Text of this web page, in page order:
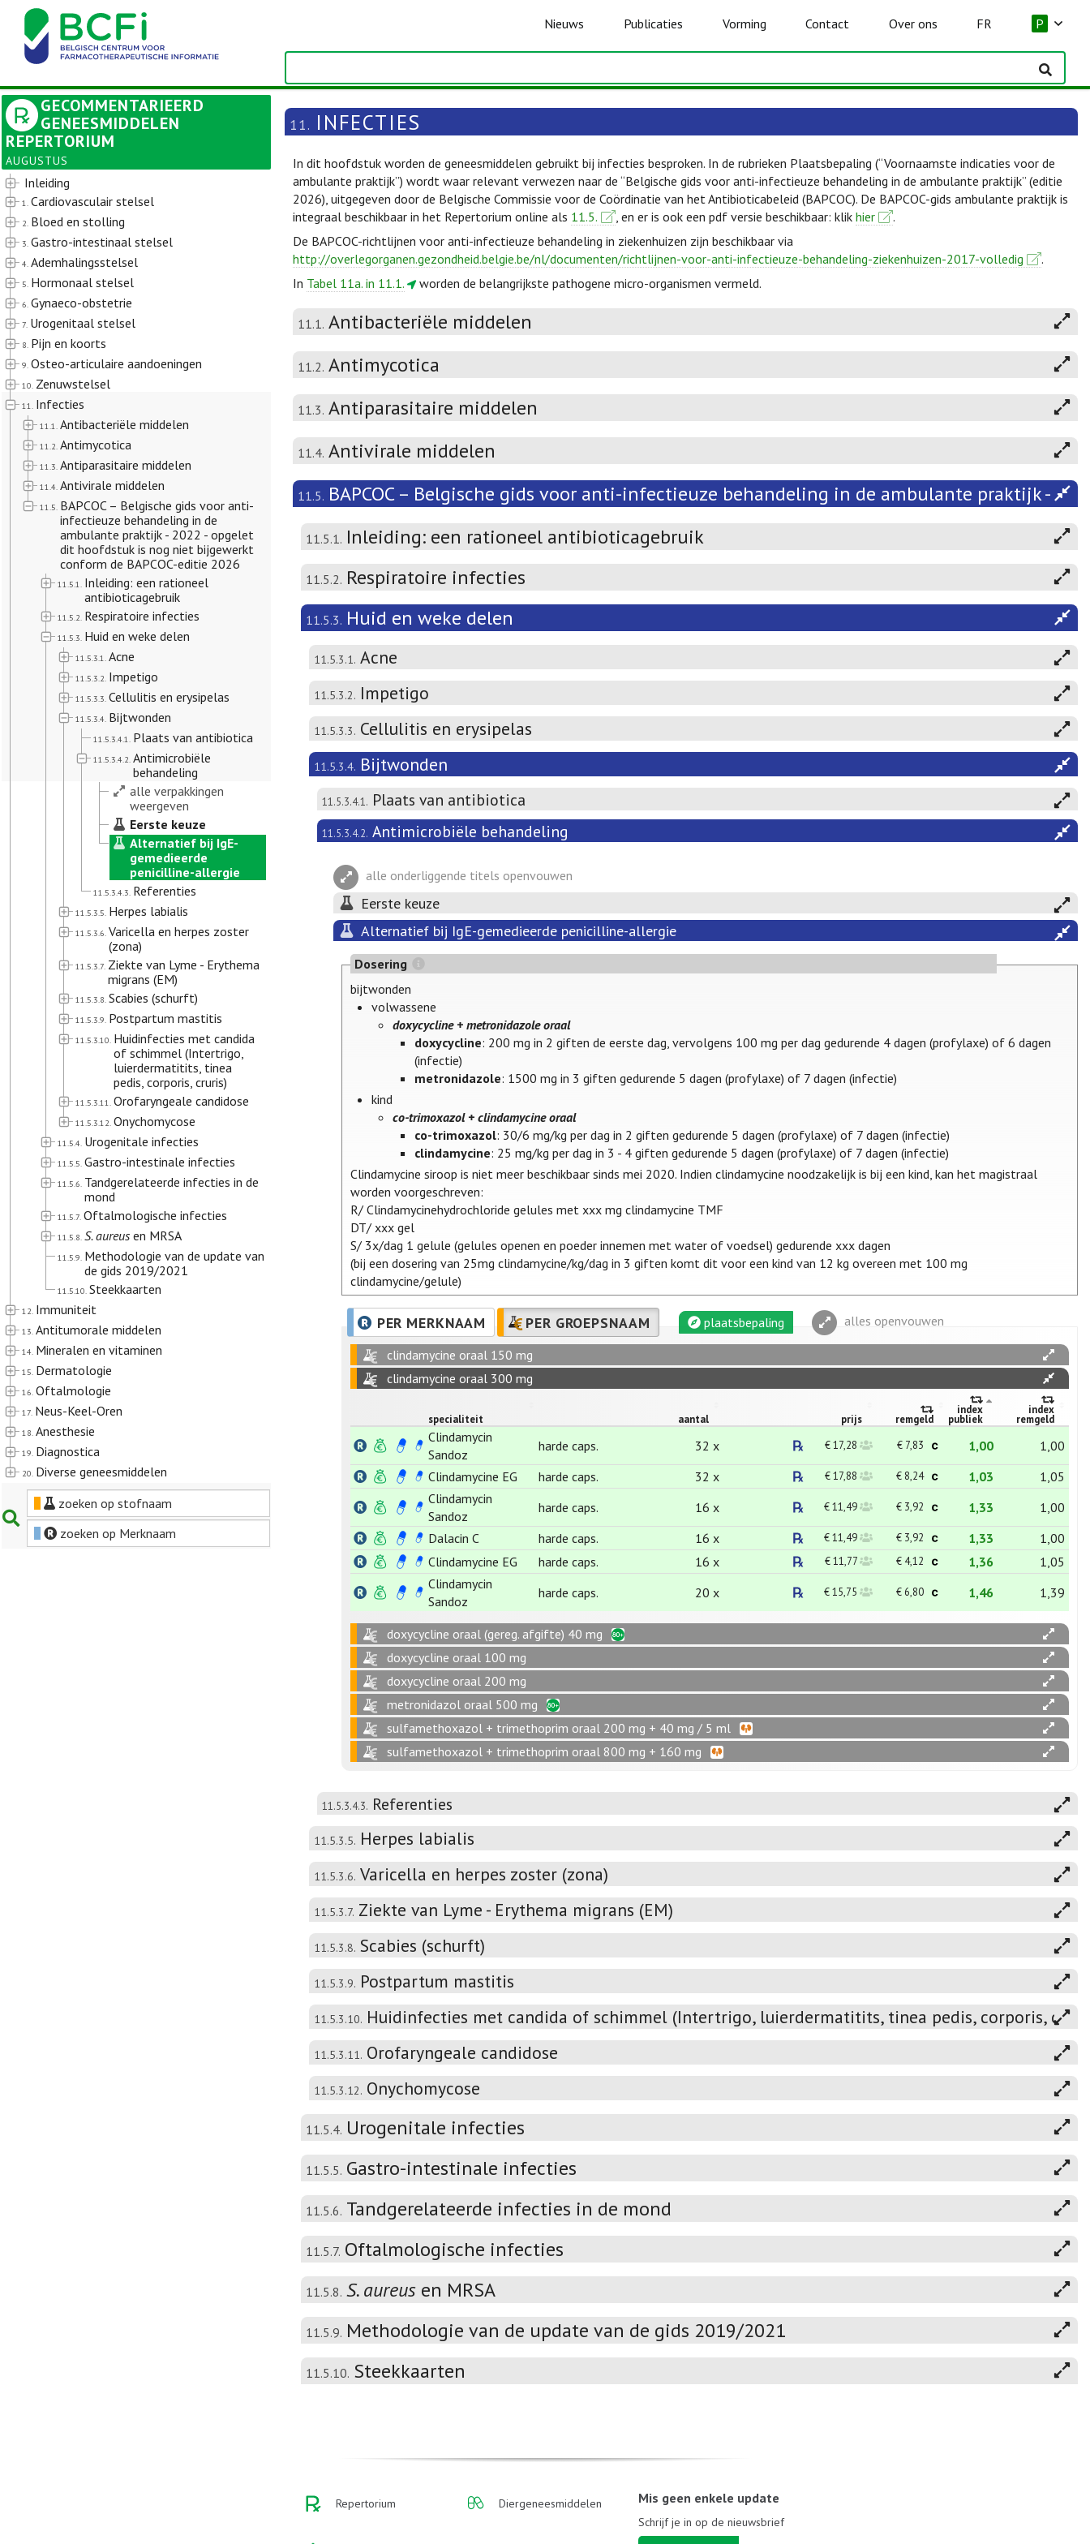
Nieuws Publicaties Vorming Contact Over ons FR P
GECOMMENTARIEERD
GENEESMIDDELEN
REPERTORIUM
AUGUSTUS
Inleiding
1. Cardiovasculair stelsel
2. Bloed en stolling
3. Gastro-intestinaal stelsel
4. Ademhalingsstelsel
5. Hormonaal stelsel
6. Gynaeco-obstetrie
7. Urogenitaal stelsel
8. Pijn en koorts
9. Osteo-articulaire aandoeningen
10. Zenuwstelsel
11. Infecties
11.1. Antibacteriële middelen
11.2. Antimycotica
11.3. Antiparasitaire middelen
11.4. Antivirale middelen
11.5. BAPCOC – Belgische gids voor anti-
infectieuze behandeling in de
ambulante praktijk - 2022 - opgelet
dit hoofdstuk is nog niet bijgewerkt
conform de BAPCOC-editie 2026
11.5.1. Inleiding: een rationeel
antibioticagebruik
11.5.2. Respiratoire infecties
11.5.3. Huid en weke delen
11.5.3.1. Acne
11.5.3.2. Impetigo
11.5.3.3. Cellulitis en erysipelas
11.5.3.4. Bijtwonden
11.5.3.4.1. Plaats van antibiotica
11.5.3.4.2. Antimicrobiële
behandeling
alle verpakkingen
weergeven
Eerste keuze
Alternatief bij IgE-
gemedieerde
penicilline-allergie
11.5.3.4.3. Referenties
11.5.3.5. Herpes labialis
11.5.3.6. Varicella en herpes zoster
(zona)
11.5.3.7. Ziekte van Lyme - Erythema
migrans (EM)
11.5.3.8. Scabies (schurft)
11.5.3.9. Postpartum mastitis
11.5.3.10. Huidinfecties met candida
of schimmel (Intertrigo,
luierdermatitits, tinea
pedis, corporis, cruris)
11.5.3.11. Orofaryngeale candidose
11.5.3.12. Onychomycose
11.5.4. Urogenitale infecties
11.5.5. Gastro-intestinale infecties
11.5.6. Tandgerelateerde infecties in de
mond
11.5.7. Oftalmologische infecties
11.5.8. S. aureus en MRSA
11.5.9. Methodologie van de update van
de gids 2019/2021
11.5.10. Steekkaarten
12. Immuniteit
13. Antitumorale middelen
14. Mineralen en vitaminen
15. Dermatologie
16. Oftalmologie
17. Neus-Keel-Oren
18. Anesthesie
19. Diagnostica
20. Diverse geneesmiddelen
zoeken op stofnaam
zoeken op Merknaam
11. INFECTIES
In dit hoofdstuk worden de geneesmiddelen gebruikt bij infecties besproken. In de rubrieken Plaatsbepaling (“Voornaamste indicaties voor de
ambulante praktijk”) wordt waar relevant verwezen naar de “Belgische gids voor anti-infectieuze behandeling in de ambulante praktijk” (editie
2026), uitgegeven door de Belgische Commissie voor de Coördinatie van het Antibioticabeleid (BAPCOC). De BAPCOC-gids ambulante praktijk is
integraal beschikbaar in het Repertorium online als 11.5. , en er is ook een pdf versie beschikbaar: klik hier
.
De BAPCOC-richtlijnen voor anti-infectieuze behandeling in ziekenhuizen zijn beschikbaar via
http://overlegorganen.gezondheid.belgie.be/nl/documenten/richtlijnen-voor-anti-infectieuze-behandeling-ziekenhuizen-2017-volledig
.
In Tabel 11a. in 11.1. worden de belangrijkste pathogene micro-organismen vermeld.
11.1. Antibacteriële middelen
11.2. Antimycotica
11.3. Antiparasitaire middelen
11.4. Antivirale middelen
11.5. BAPCOC – Belgische gids voor anti-infectieuze behandeling in de ambulante praktijk -
11.5.1. Inleiding: een rationeel antibioticagebruik
11.5.2. Respiratoire infecties
11.5.3. Huid en weke delen
11.5.3.1. Acne
11.5.3.2. Impetigo
11.5.3.3. Cellulitis en erysipelas
11.5.3.4. Bijtwonden
11.5.3.4.1. Plaats van antibiotica
11.5.3.4.2. Antimicrobiële behandeling
alle onderliggende titels openvouwen
Eerste keuze
Alternatief bij IgE-gemedieerde penicilline-allergie
Dosering
bijtwonden
volwassene
doxycycline + metronidazole oraal
doxycycline: 200 mg in 2 giften de eerste dag, vervolgens 100 mg per dag gedurende 4 dagen (profylaxe) of 6 dagen
(infectie)
metronidazole: 1500 mg in 3 giften gedurende 5 dagen (profylaxe) of 7 dagen (infectie)
kind
co-trimoxazol + clindamycine oraal
co-trimoxazol: 30/6 mg/kg per dag in 2 giften gedurende 5 dagen (profylaxe) of 7 dagen (infectie)
clindamycine: 25 mg/kg per dag in 3 - 4 giften gedurende 5 dagen (profylaxe) of 7 dagen (infectie)
Clindamycine siroop is niet meer beschikbaar sinds mei 2020. Indien clindamycine noodzakelijk is bij een kind, kan het magistraal
worden voorgeschreven:
R/ Clindamycinehydrochloride gelules met xxx mg clindamycine TMF
DT/ xxx gel
S/ 3x/dag 1 gelule (gelules openen en poeder innemen met water of voedsel) gedurende xxx dagen
(bij een dosering van 25mg clindamycine/kg/dag in 3 giften komt dit voor een kind van 12 kg overeen met 100 mg
clindamycine/gelule)
PER MERKNAAM PER GROEPSNAAM plaatsbepaling alles openvouwen
clindamycine oraal 150 mg
clindamycine oraal 300 mg
specialiteit aantal prijs remgeld
index
publiek
index
remgeld
Clindamycin
Sandoz
harde caps. 32 x € 17,28 € 7,83 1,00
1,00
Clindamycine EG
harde caps. 32 x € 17,88 € 8,24 1,03
1,05
Clindamycin
Sandoz
harde caps. 16 x € 11,49 € 3,92 1,33
1,00
Dalacin C
harde caps. 16 x € 11,49 € 3,92 1,33
1,00
Clindamycine EG
harde caps. 16 x € 11,77 € 4,12 1,36
1,05
Clindamycin
Sandoz
harde caps. 20 x € 15,75 € 6,80 1,46 1,39
doxycycline oraal (gereg. afgifte) 40 mg
doxycycline oraal 100 mg
doxycycline oraal 200 mg
metronidazol oraal 500 mg
sulfamethoxazol + trimethoprim oraal 200 mg + 40 mg / 5 ml
sulfamethoxazol + trimethoprim oraal 800 mg + 160 mg
11.5.3.4.3. Referenties
11.5.3.5. Herpes labialis
11.5.3.6. Varicella en herpes zoster (zona)
11.5.3.7. Ziekte van Lyme - Erythema migrans (EM)
11.5.3.8. Scabies (schurft)
11.5.3.9. Postpartum mastitis
11.5.3.10. Huidinfecties met candida of schimmel (Intertrigo, luierdermatitits, tinea pedis, corporis,
11.5.3.11. Orofaryngeale candidose
11.5.3.12. Onychomycose
11.5.4. Urogenitale infecties
11.5.5. Gastro-intestinale infecties
11.5.6. Tandgerelateerde infecties in de mond
11.5.7. Oftalmologische infecties
11.5.8. S. aureus en MRSA
11.5.9. Methodologie van de update van de gids 2019/2021
11.5.10. Steekkaarten
Repertorium Diergeneesmiddelen Mis geen enkele update
Schrijf je in op de nieuwsbrief